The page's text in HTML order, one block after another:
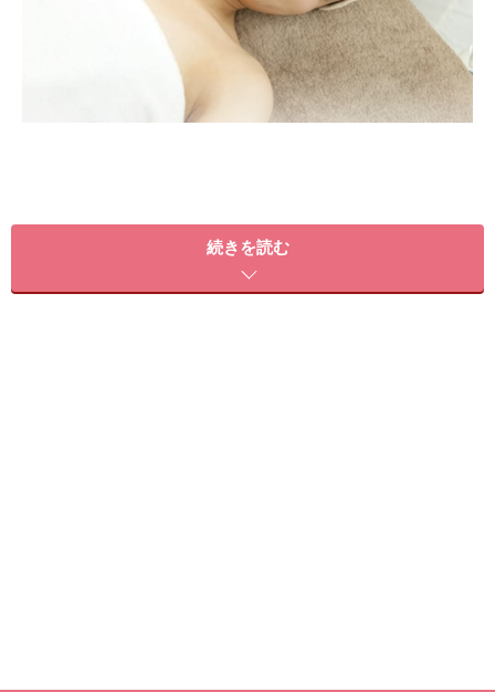
エピステームは、ロート製薬がその研究結果をすべて注
ぎ込んだスキンケアブランド。またサロンでは製薬会社
続きを読む